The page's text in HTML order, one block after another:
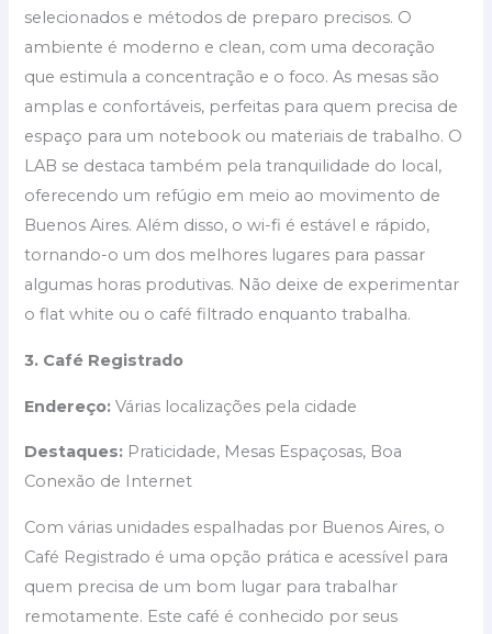
selecionados e métodos de preparo precisos. O
ambiente é moderno e clean, com uma decoração
que estimula a concentração e o foco. As mesas são
amplas e confortáveis, perfeitas para quem precisa de
espaço para um notebook ou materiais de trabalho. O
LAB se destaca também pela tranquilidade do local,
oferecendo um refúgio em meio ao movimento de
Buenos Aires. Além disso, o wi-fi é estável e rápido,
tornando-o um dos melhores lugares para passar
algumas horas produtivas. Não deixe de experimentar
o flat white ou o café filtrado enquanto trabalha.
3. Café Registrado
Endereço:Várias localizações pela cidade
Destaques: Praticidade, Mesas Espaçosas, Boa
Conexão de Internet
Com várias unidades espalhadas por Buenos Aires, o
Café Registrado é uma opção prática e acessível para
quem precisa de um bom lugar para trabalhar
remotamente. Este café é conhecido por seus